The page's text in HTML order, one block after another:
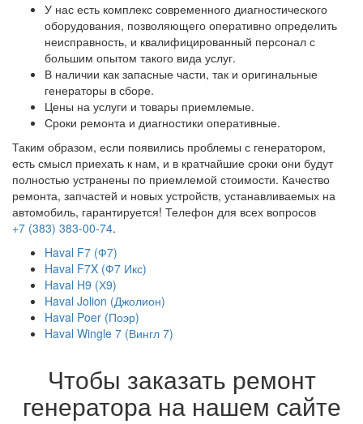
У нас есть комплекс современного диагностического
оборудования, позволяющего оперативно определить
неисправность, и квалифицированный персонал с
большим опытом такого вида услуг.
В наличии как запасные части, так и оригинальные
генераторы в сборе.
Цены на услуги и товары приемлемые.
Сроки ремонта и диагностики оперативные.
Таким образом, если появились проблемы с генератором,
есть смысл приехать к нам, и в кратчайшие сроки они будут
полностью устранены по приемлемой стоимости. Качество
ремонта, запчастей и новых устройств, устанавливаемых на
автомобиль, гарантируется! Телефон для всех вопросов
+7 (383) 383-00-74.
Haval F7 (Ф7)
Haval F7X (Ф7 Икс)
Haval H9 (Х9)
Haval Jolion (Джолион)
Haval Poer (Поэр)
Haval Wingle 7 (Вингл 7)
Чтобы заказать ремонт
генератора на нашем сайте